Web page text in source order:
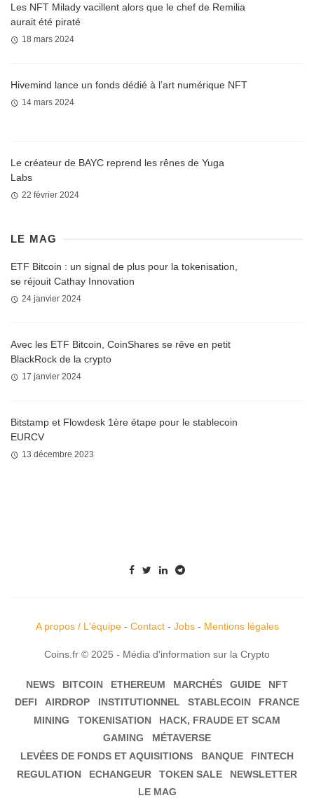
Les NFT Milady vacillent alors que le chef de Remilia
aurait été piraté
18 mars 2024
Hivemind lance un fonds dédié à l’art numérique NFT
14 mars 2024
Le créateur de BAYC reprend les rênes de Yuga
Labs
22 février 2024
LE MAG
ETF Bitcoin : un signal de plus pour la tokenisation,
se réjouit Cathay Innovation
24 janvier 2024
Avec les ETF Bitcoin, CoinShares se rêve en petit
BlackRock de la crypto
17 janvier 2024
Bitstamp et Flowdesk 1ère étape pour le stablecoin
EURCV
13 décembre 2023
A propos / L'équipe- Contact- Jobs- Mentions légales
Coins.fr © 2025 - Média d'information sur la Crypto
NEWS BITCOIN ETHEREUM MARCHÉS GUIDE
NFT
DEFI
AIRDROP INSTITUTIONNEL STABLECOIN
FRANCE
MINING
TOKENISATION
HACK, FRAUDE ET SCAM
GAMING
MÉTAVERSE
LEVÉES DE FONDS ET AQUISITIONS
BANQUE
FINTECH
REGULATION
ECHANGEUR TOKEN SALE
NEWSLETTER
LE MAG